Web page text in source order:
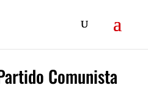
Comunista